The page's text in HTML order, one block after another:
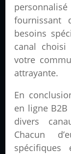
fournissant
besoins
canal
votre
attrayante.
En
en ligne B2B
divers
Chacun